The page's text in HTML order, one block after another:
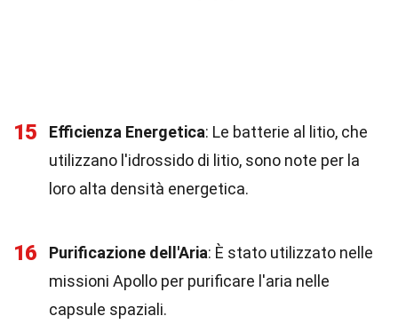
15 Efficienza Energetica: Le batterie al litio, che
utilizzano l'idrossido di litio, sono note per la
loro alta densità energetica.
16 Purificazione dell'Aria: È stato utilizzato nelle
missioni Apollo per purificare l'aria nelle
capsule spaziali.